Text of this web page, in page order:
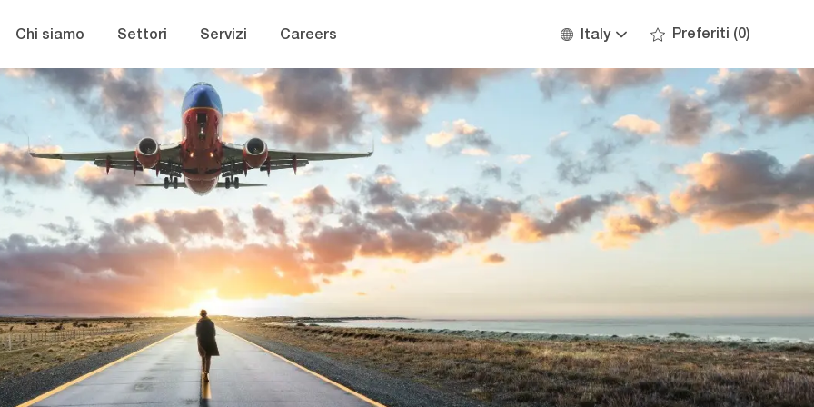
Chi siamo
Settori Servizi Careers
Language
Italian
Italy Preferiti (0)